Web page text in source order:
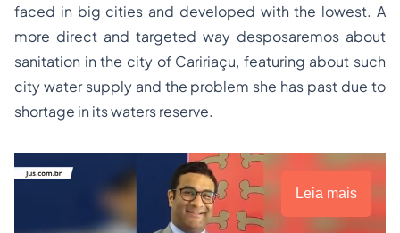
faced in big cities and developed with the lowest. A
more direct and targeted way desposaremos about
sanitation in the city of Caririaçu, featuring about such
city water supply and the problem she has past due to
shortage in its waters reserve.
Leia mais